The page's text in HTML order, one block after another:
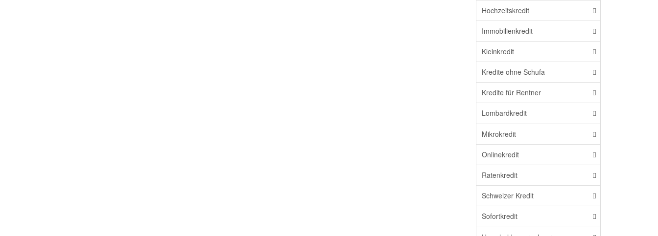
Hochzeitskredit
Immobilienkredit
Kleinkredit
Kredite ohne Schufa
Kredite für Rentner
Lombardkredit
Mikrokredit
Onlinekredit
Ratenkredit
Schweizer Kredit
Sofortkredit